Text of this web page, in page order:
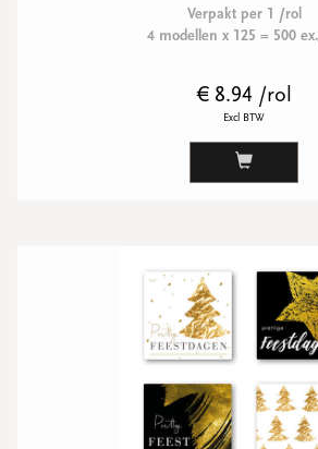
Verpakt per 1 /rol
4 modellen x 125 = 500
€ 8.94 /rol
Excl BTW